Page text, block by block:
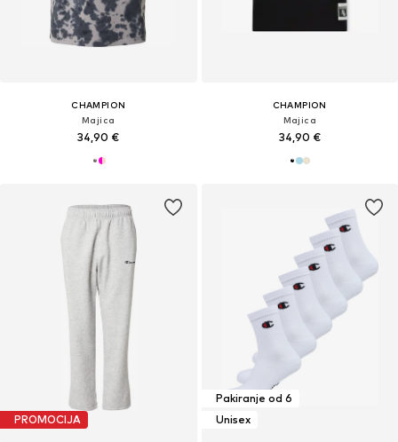
CHAMPION
Majica
34,90 €
CHAMPION
Majica
34,90 €
PROMOCIJA
Pakiranje od 6
Unisex